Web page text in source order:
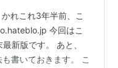
れこれ3年半前、こ
今回はこ
新版です。 あと、
書いておきます。 こ